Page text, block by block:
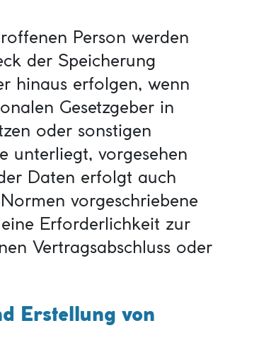
Person werden
der Speicherung
hinaus erfolgen, wenn
Gesetzgeber in
oder sonstigen
unterliegt, vorgesehen
Daten erfolgt auch
vorgeschriebene
Erforderlichkeit zur
Vertragsabschluss oder
Erstellung von